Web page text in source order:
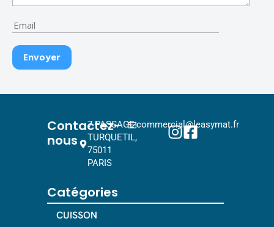
Contactez-
nous
7 PASSAGE
TURQUETIL,
75011
PARIS
commercial@leasymat.fr
Catégories
CUISSON